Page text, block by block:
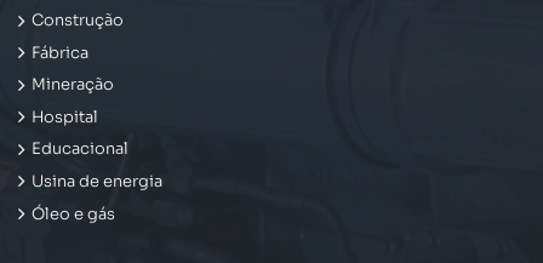
Construção
Fábrica
Mineração
Hospital
Educacional
Usina de energia
Óleo e gás